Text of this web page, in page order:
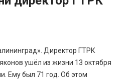
Директор ГТРК
ушёл из жизни 13 октября
Ему был 71 год. Об этом